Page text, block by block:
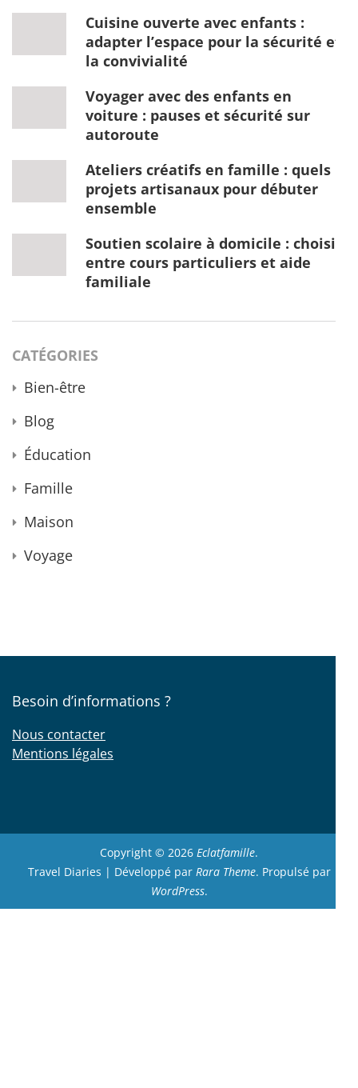
Cuisine ouverte avec enfants :
adapter l’espace pour la sécurité et
la convivialité
Voyager avec des enfants en
voiture : pauses et sécurité sur
autoroute
Ateliers créatifs en famille : quels
projets artisanaux pour débuter
ensemble
Soutien scolaire à domicile : choisir
entre cours particuliers et aide
familiale
CATÉGORIES
Bien-être
Blog
Éducation
Famille
Maison
Voyage
Besoin d’informations ?
Nous contacter
Mentions légales
Copyright © 2026 Eclatfamille.
Travel Diaries | Développé par Rara Theme. Propulsé par
WordPress.